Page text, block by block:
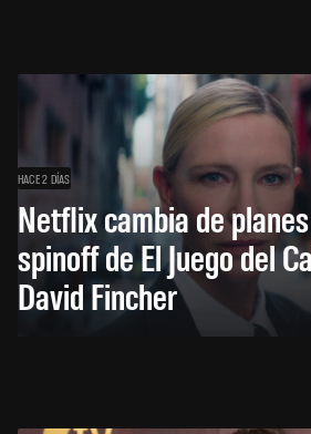
HACE 2 DÍAS
Netflix cambia de
spinoff de El Juego del
David Fincher